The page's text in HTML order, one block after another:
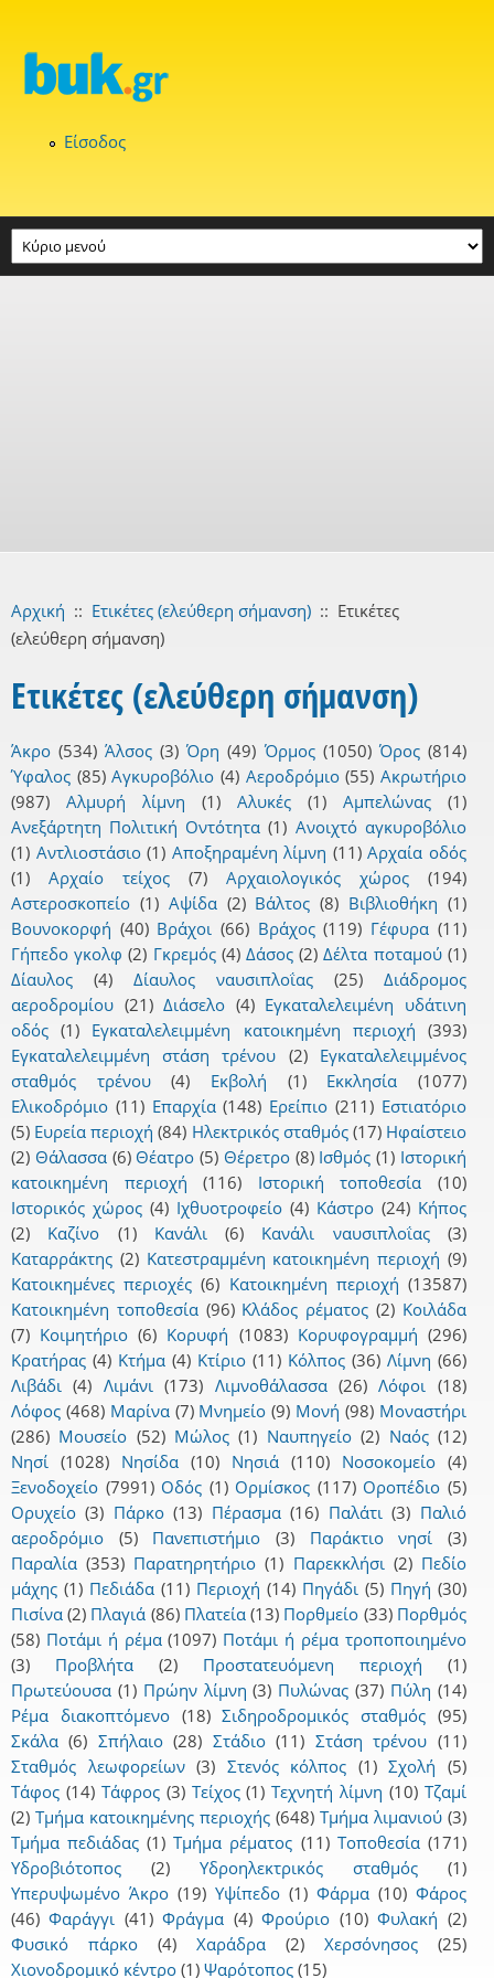
Είσοδος
Αρχική :: Ετικέτες (ελεύθερη σήμανση) :: Ετικέτες
(ελεύθερη σήμανση)
Ετικέτες (ελεύθερη σήμανση)
Άκρο (534) Άλσος (3) Όρη (49) Όρμος(1050) Όρος(814)
Ύφαλος (85) Αγκυροβόλιο (4) Αεροδρόμιο(55) Ακρωτήριο
(987)
Αλμυρή λίμνη (1) Αλυκές(1) Αμπελώνας(1)
Ανεξάρτητη Πολιτική Οντότητα (1) Ανοιχτό αγκυροβόλιο
(1) Αντλιοστάσιο(1) Αποξηραμένη λίμνη (11) Αρχαία οδός
(1)
Αρχαίο τείχος(7) Αρχαιολογικός χώρος(194)
Αστεροσκοπείο (1) Αψίδα(2) Βάλτος (8) Βιβλιοθήκη (1)
Βουνοκορφή (40) Βράχοι (66) Βράχος(119) Γέφυρα (11)
Γήπεδο γκολφ (2) Γκρεμός(4) Δάσος (2) Δέλτα ποταμού(1)
Δίαυλος (4) Δίαυλος ναυσιπλοΐας(25)
Διάδρομος
αεροδρομίου (21) Διάσελο (4) Εγκαταλελειμένη υδάτινη
οδός (1) Εγκαταλελειμμένη κατοικημένη περιοχή (393)
Εγκαταλελειμμένη στάση τρένου (2)
Εγκαταλελειμμένος
σταθμός τρένου(4) Εκβολή (1) Εκκλησία (1077)
Ελικοδρόμιο (11) Επαρχία(148) Ερείπιο (211) Εστιατόριο
(5) Ευρεία περιοχή (84) Ηλεκτρικός σταθμός(17) Ηφαίστειο
(2) Θάλασσα(6) Θέατρο (5) Θέρετρο(8) Ισθμός (1) Ιστορική
κατοικημένη περιοχή (116) Ιστορική τοποθεσία (10)
Ιστορικός χώρος(4) Ιχθυοτροφείο(4) Κάστρο(24) Κήπος
(2)
Καζίνο (1) Κανάλι(6) Κανάλι ναυσιπλοΐας(3)
Καταρράκτης (2) Κατεστραμμένη κατοικημένη περιοχή (9)
Κατοικημένες περιοχές (6) Κατοικημένη περιοχή (13587)
Κατοικημένη τοποθεσία(96) Κλάδος ρέματος (2) Κοιλάδα
(7) Κοιμητήριο (6) Κορυφή (1083) Κορυφογραμμή (296)
Κρατήρας (4) Κτήμα(4) Κτίριο(11) Κόλπος(36) Λίμνη (66)
Λιβάδι (4) Λιμάνι(173) Λιμνοθάλασσα(26) Λόφοι (18)
Λόφος (468) Μαρίνα(7) Μνημείο (9) Μονή (98) Μοναστήρι
(286) Μουσείο (52) Μώλος (1) Ναυπηγείο(2) Ναός(12)
Νησί (1028) Νησίδα(10) Νησιά(110) Νοσοκομείο(4)
Ξενοδοχείο (7991) Οδός (1) Ορμίσκος (117) Οροπέδιο (5)
Ορυχείο (3) Πάρκο(13) Πέρασμα(16) Παλάτι(3) Παλιό
αεροδρόμιο (5) Πανεπιστήμιο (3) Παράκτιο νησί (3)
Παραλία (353) Παρατηρητήριο (1) Παρεκκλήσι(2) Πεδίο
μάχης (1) Πεδιάδα(11) Περιοχή (14) Πηγάδι(5) Πηγή (30)
Πισίνα (2) Πλαγιά (86) Πλατεία(13) Πορθμείο (33) Πορθμός
(58) Ποτάμι ή ρέμα(1097) Ποτάμι ή ρέμα τροποποιημένο
(3)
Προβλήτα(2) Προστατευόμενη περιοχή (1)
Πρωτεύουσα (1) Πρώην λίμνη (3) Πυλώνας (37) Πύλη (14)
Ρέμα διακοπτόμενο(18) Σιδηροδρομικός σταθμός (95)
Σκάλα (6) Σπήλαιο(28) Στάδιο(11) Στάση τρένου (11)
Σταθμός λεωφορείων(3) Στενός κόλπος (1) Σχολή (5)
Τάφος (14) Τάφρος(3) Τείχος(1) Τεχνητή λίμνη (10) Τζαμί
(2) Τμήμα κατοικημένης περιοχής(648) Τμήμα λιμανιού(3)
Τμήμα πεδιάδας (1) Τμήμα ρέματος (11) Τοποθεσία(171)
Υδροβιότοπος (2) Υδροηλεκτρικός σταθμός(1)
Υπερυψωμένο Άκρο(19) Υψίπεδο(1) Φάρμα(10) Φάρος
(46) Φαράγγι (41) Φράγμα (4) Φρούριο (10) Φυλακή (2)
Φυσικό πάρκο(4) Χαράδρα(2) Χερσόνησος(25)
Χιονοδρομικό κέντρο (1) Ψαρότοπος (15)